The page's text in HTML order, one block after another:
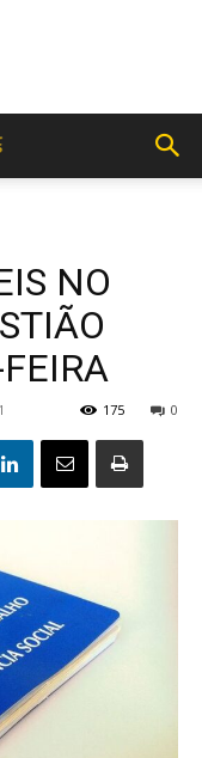
NO
0
175